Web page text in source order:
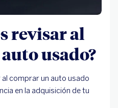
revisar al
usado?
comprar un auto usado
en la adquisición de tu